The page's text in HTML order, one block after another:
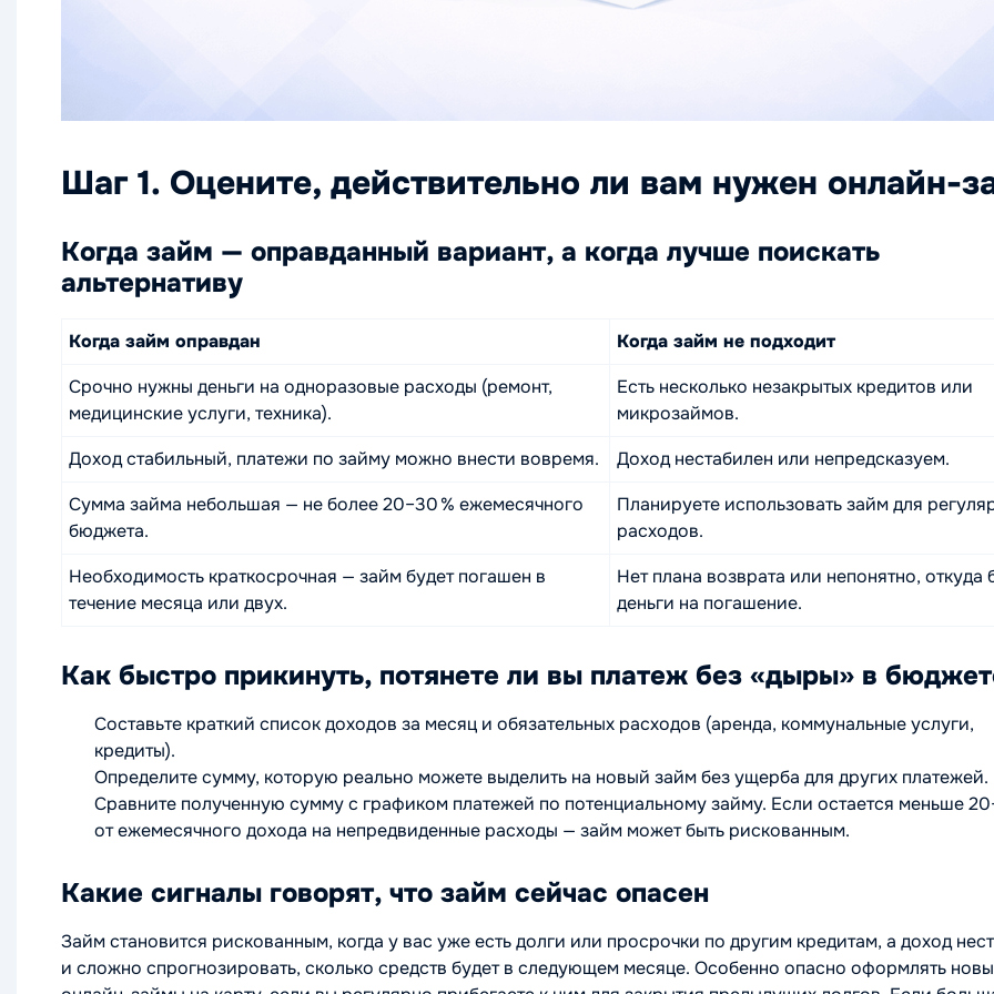
Шаг 1. Оцените, действительно ли вам нужен онлайн-
Когда займ — оправданный вариант, а когда лучше поискать
альтернативу
Когда займ оправдан
Когда займ не подходит
Срочно нужны деньги на одноразовые расходы (ремонт,
медицинские услуги, техника).
Есть несколько незакрытых кредитов или
микрозаймов.
Доход стабильный, платежи по займу можно внести вовремя.
Доход нестабилен или непредсказуем.
Сумма займа небольшая — не более 20–30 % ежемесячного
бюджета.
Планируете использовать займ для
расходов.
Необходимость краткосрочная — займ будет погашен в
течение месяца или двух.
Нет плана возврата или непонятно, откуда
деньги на погашение.
Как быстро прикинуть, потянете ли вы платеж без «дыры» в
Составьте краткий список доходов за месяц и обязательных расходов (аренда, коммунальные услуги,
кредиты).
Определите сумму, которую реально можете выделить на новый займ без ущерба для других платежей.
Сравните полученную сумму с графиком платежей по потенциальному займу. Если остается меньше
от ежемесячного дохода на непредвиденные расходы — займ может быть рискованным.
Какие сигналы говорят, что займ сейчас опасен
Займ становится рискованным, когда у вас уже есть долги или просрочки по другим кредитам, а доход
и сложно спрогнозировать, сколько средств будет в следующем месяце. Особенно опасно оформлять